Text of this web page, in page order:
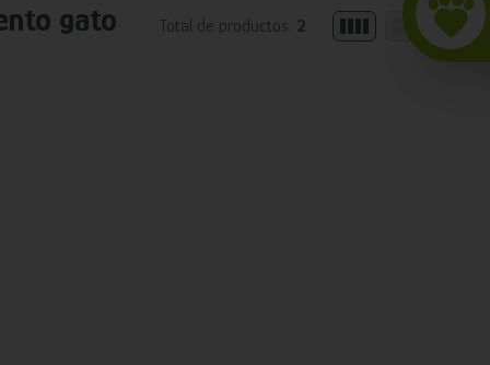
gato Total de productos: 2